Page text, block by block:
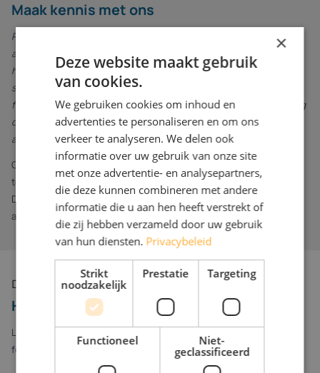
Maak kennis met ons
RoboPharma is de internationale marktleider in
automatiseringstechnologie voor apotheken en oplossingen voor
het verwerken van grote hoeveelheden recepten. RoboPharma
stroomlijnt de workflow van vrijwel elke apotheek met uniek
flexibele systemen, op maat ontworpen om 90% van de verpakking
die door farmaceutische bedrijven wordt geproduceerd te
automatiseren.
Op onze locatie in Waalwijk werken we met een gedreven
team met veel enthousiasme en inzet aan onze machines.
Daarmee dragen we bij aan een wereld waarin alle medicatie
accuraat, op tijd en efficiënt aan patiënten wordt verstrekt.
Direct solliciteren
Heb je interesse in deze vacature?
Laat van je horen - vul je gegevens in en voeg je cv toe via het
formulier.
×
Deze website maakt gebruik
van cookies.
We gebruiken cookies om inhoud en
advertenties te personaliseren en om ons
verkeer te analyseren. We delen ook
informatie over uw gebruik van onze site
met onze advertentie- en analysepartners,
die deze kunnen combineren met andere
informatie die u aan hen heeft verstrekt of
die zij hebben verzameld door uw gebruik
van hun diensten. Privacybeleid
Strikt
noodzakelijk
Prestatie Targeting
Functioneel
Niet-
geclassificeerd